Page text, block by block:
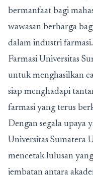
bermanfaat bagi
wawasan berharga
dalam industri
Farmasi Universitas
untuk menghasilkan
siap menghadapi
farmasi yang terus
Dengan segala upaya
Universitas Sumatera
mencetak lulusan
jembatan antara